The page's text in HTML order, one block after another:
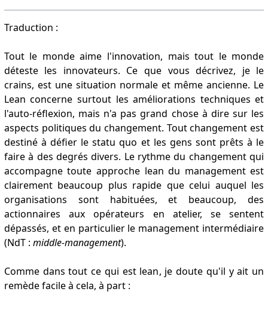
Traduction :
Tout le monde aime l'innovation, mais tout le monde
déteste les innovateurs. Ce que vous décrivez, je le
crains, est une situation normale et même ancienne. Le
Lean concerne surtout les améliorations techniques et
l'auto-réflexion, mais n'a pas grand chose à dire sur les
aspects politiques du changement. Tout changement est
destiné à défier le statu quo et les gens sont prêts à le
faire à des degrés divers. Le rythme du changement qui
accompagne toute approche lean du management est
clairement beaucoup plus rapide que celui auquel les
organisations sont habituées, et beaucoup, des
actionnaires aux opérateurs en atelier, se sentent
dépassés, et en particulier le management intermédiaire
(NdT : middle-management).
Comme dans tout ce qui est lean, je doute qu'il y ait un
remède facile à cela, à part :